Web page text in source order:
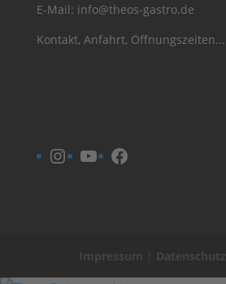
E-Mail: info@theos-gastro.de
Kontakt, Anfahrt, Öffnungszeiten...
Instagram
YouTubeFacebook
Impressum Datenschutz